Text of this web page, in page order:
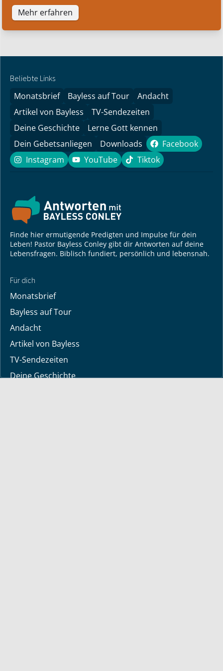
Mehr erfahren
Beliebte Links
Monatsbrief Bayless auf Tour
Andacht
Artikel von Bayless
TV-Sendezeiten
Deine Geschichte
Lerne Gott kennen
Dein Gebetsanliegen
Downloads Facebook
Facebook
Instagram
Instagram YouTube
YouTube Tiktok
Tiktok
Finde hier ermutigende Predigten und Impulse für dein
Leben! Pastor Bayless Conley gibt dir Antworten auf deine
Lebensfragen. Biblisch fundiert, persönlich und lebensnah.
Für dich
Monatsbrief
Bayless auf Tour
Andacht
Artikel von Bayless
TV-Sendezeiten
Deine Geschichte